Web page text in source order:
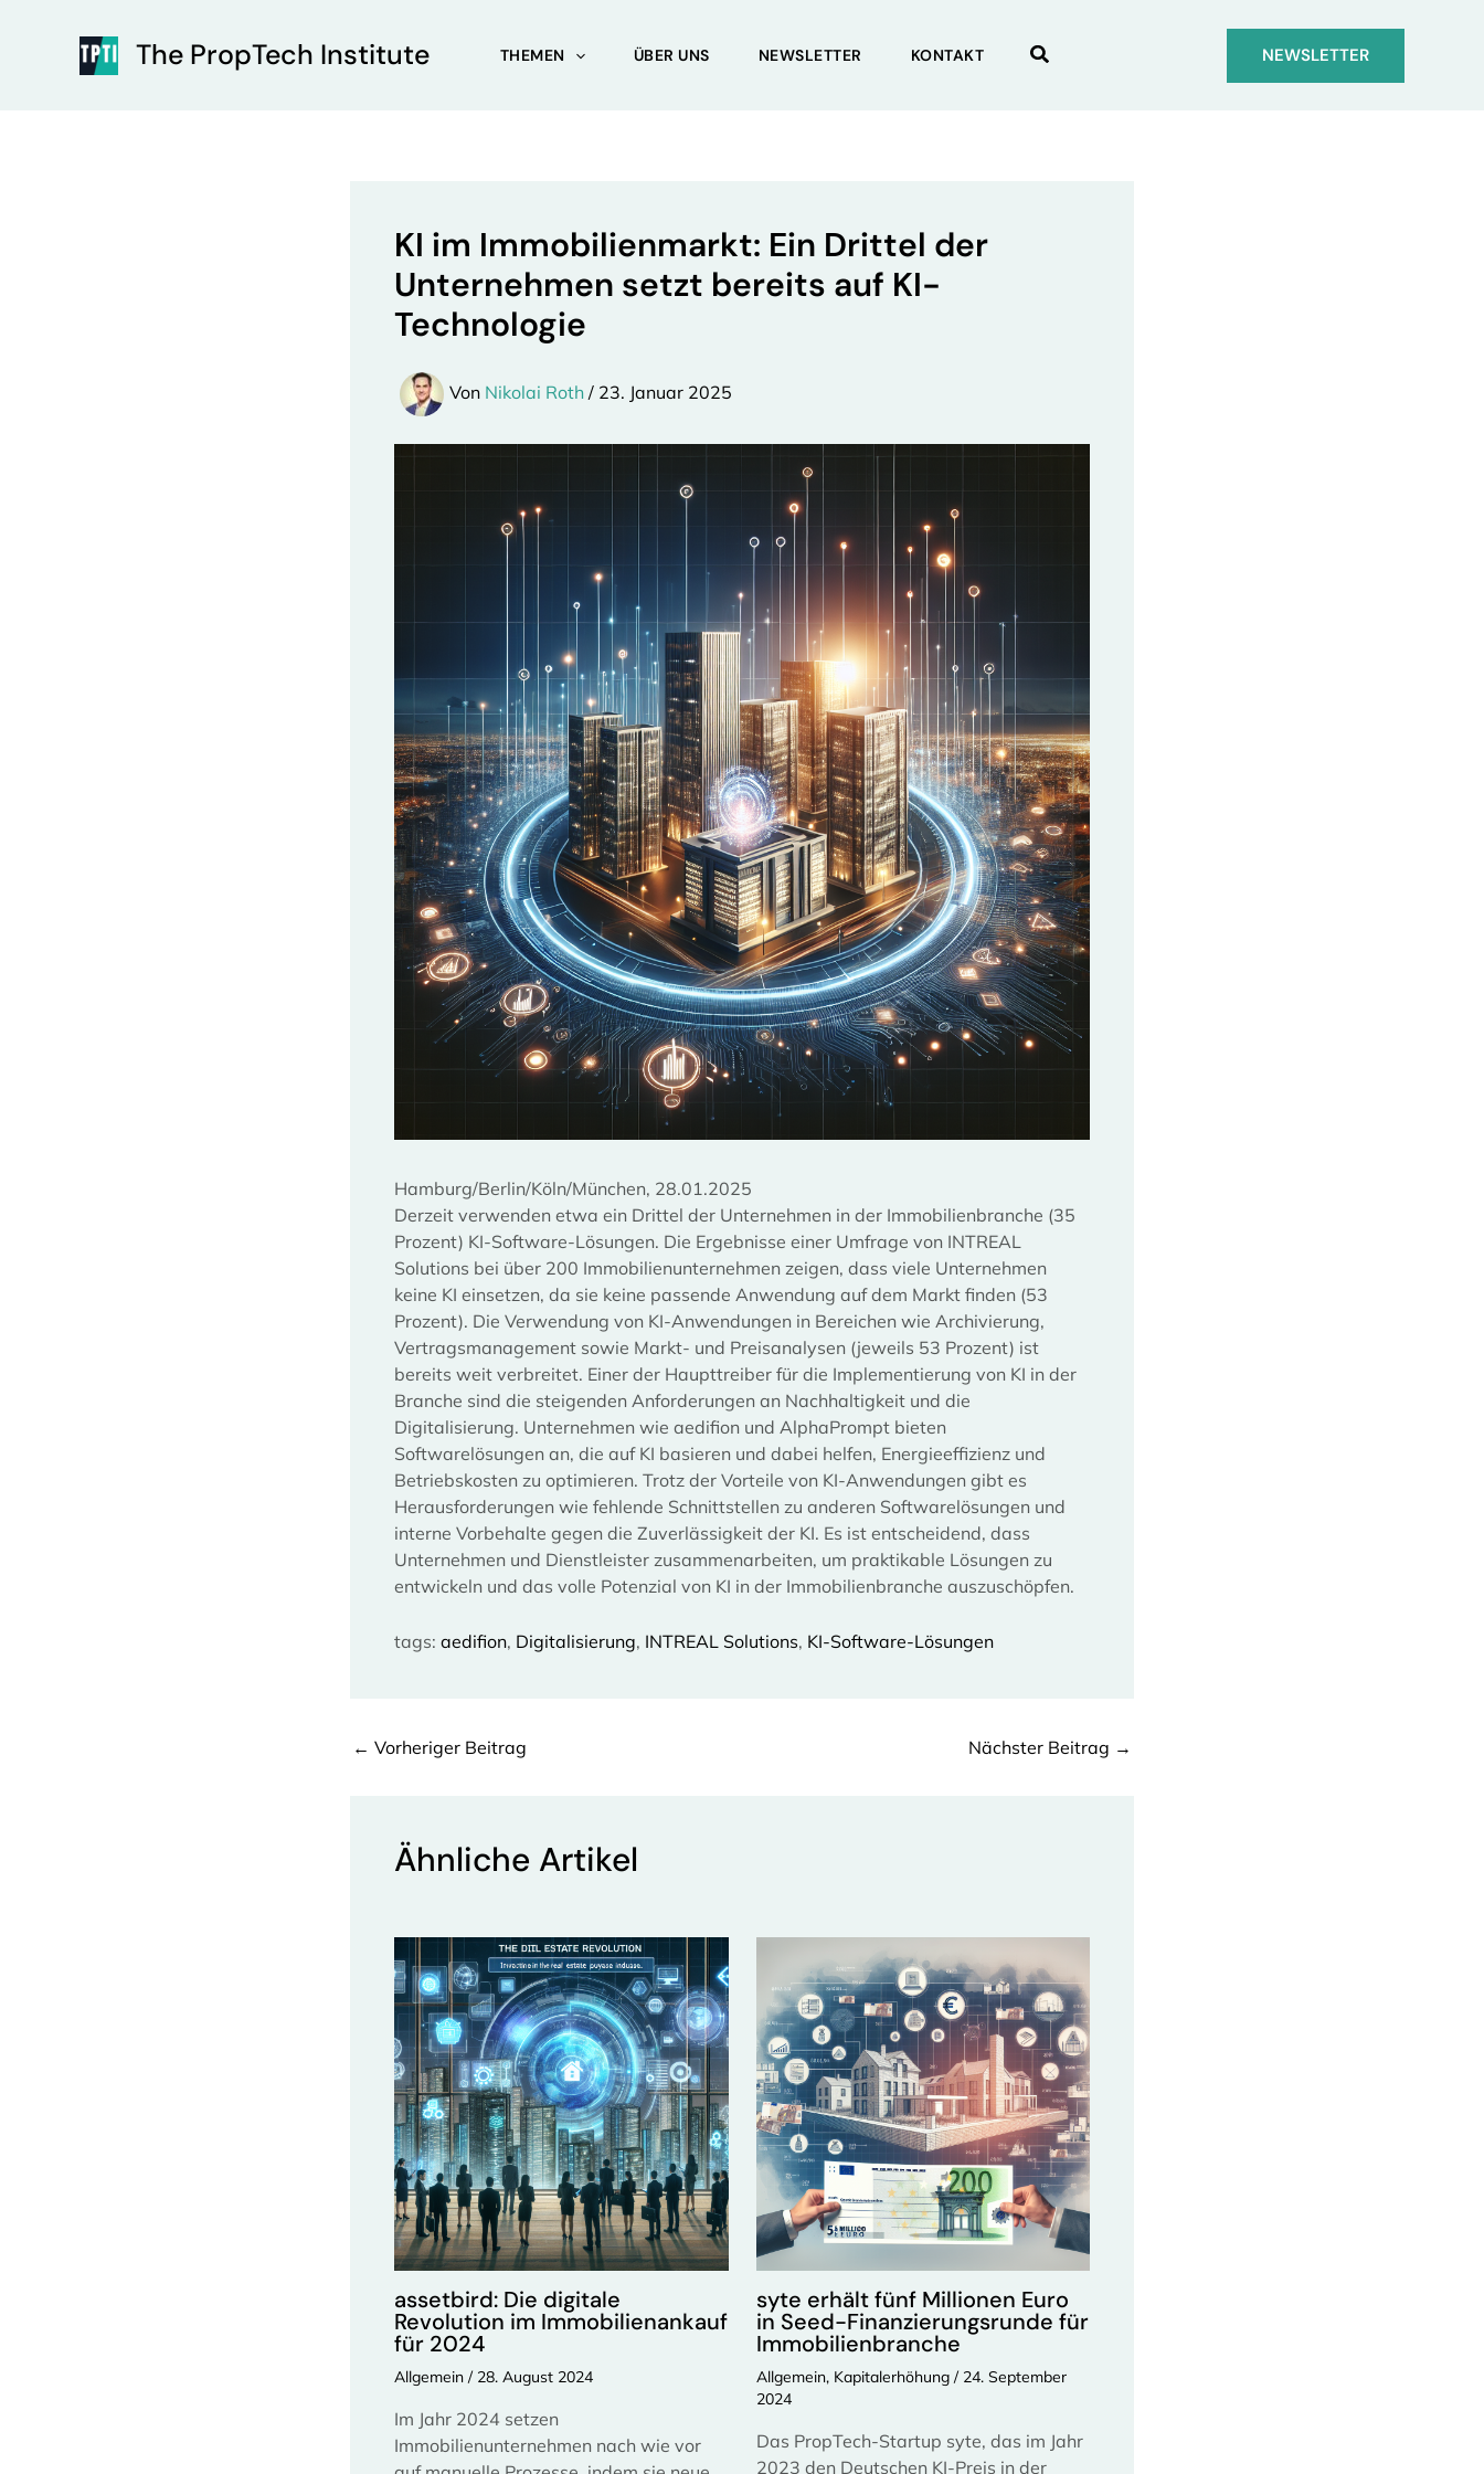
The PropTech Institute THEMEN ÜBER UNS NEWSLETTER KONTAKT Suchen NEWSLETTER
KI im Immobilienmarkt: Ein Drittel der
Unternehmen setzt bereits auf KI-
Technologie
Von Nikolai Roth / 23. Januar 2025
Hamburg/Berlin/Köln/München, 28.01.2025
Derzeit verwenden etwa ein Drittel der Unternehmen in der Immobilienbranche (35
Prozent) KI-Software-Lösungen. Die Ergebnisse einer Umfrage von INTREAL
Solutions bei über 200 Immobilienunternehmen zeigen, dass viele Unternehmen
keine KI einsetzen, da sie keine passende Anwendung auf dem Markt finden (53
Prozent). Die Verwendung von KI-Anwendungen in Bereichen wie Archivierung,
Vertragsmanagement sowie Markt- und Preisanalysen (jeweils 53 Prozent) ist
bereits weit verbreitet. Einer der Haupttreiber für die Implementierung von KI in der
Branche sind die steigenden Anforderungen an Nachhaltigkeit und die
Digitalisierung. Unternehmen wie aedifion und AlphaPrompt bieten
Softwarelösungen an, die auf KI basieren und dabei helfen, Energieeffizienz und
Betriebskosten zu optimieren. Trotz der Vorteile von KI-Anwendungen gibt es
Herausforderungen wie fehlende Schnittstellen zu anderen Softwarelösungen und
interne Vorbehalte gegen die Zuverlässigkeit der KI. Es ist entscheidend, dass
Unternehmen und Dienstleister zusammenarbeiten, um praktikable Lösungen zu
entwickeln und das volle Potenzial von KI in der Immobilienbranche auszuschöpfen.
tags: aedifion, Digitalisierung, INTREAL Solutions, KI-Software-Lösungen
← Vorheriger Beitrag Nächster Beitrag →
Ähnliche Artikel
assetbird: Die digitale
Revolution im Immobilienankauf
für 2024
Allgemein / 28. August 2024
Im Jahr 2024 setzen
Immobilienunternehmen nach wie vor
syte erhält fünf Millionen Euro
in Seed-Finanzierungsrunde für
Immobilienbranche
Allgemein, Kapitalerhöhung/ 24. September
2024
Das PropTech-Startup syte, das im Jahr
2023 den Deutschen KI-Preis in der